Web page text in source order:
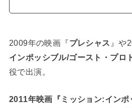
2009年の映画『プレシャス 』や
インポッシブル/ゴースト・プロ
役で出演。
2011年映画『ミッション:イン